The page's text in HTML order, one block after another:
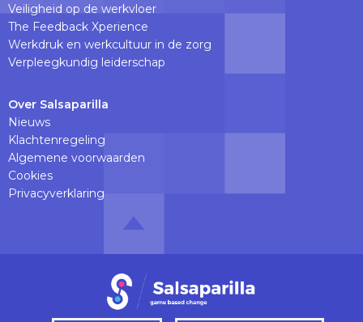
Veiligheid op de werkvloer
The Feedback Xperience
Werkdruk en werkcultuur in de zorg
Verpleegkundig leiderschap
Over Salsaparilla
Nieuws
Klachtenregeling
Algemene voorwaarden
Cookies
Privacyverklaring